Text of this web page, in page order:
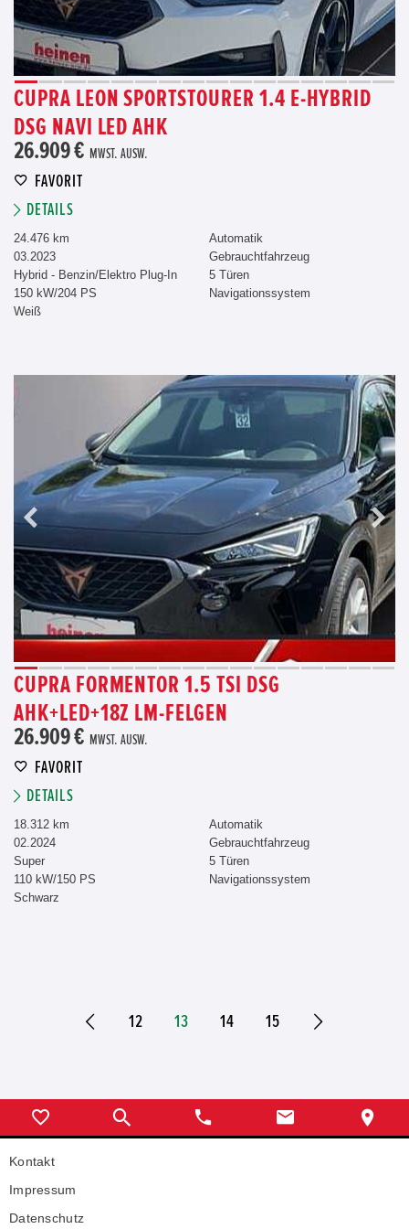
CUPRA LEON SPORTSTOURER 1.4 E-HYBRID
DSG NAVI LED AHK
26.909 € MWST. AUSW.
FAVORIT
DETAILS
24.476 km
03.2023
Hybrid - Benzin/Elektro Plug-In
150 kW/204 PS
Weiß
Automatik
Gebrauchtfahrzeug
5 Türen
Navigationssystem
CUPRA FORMENTOR 1.5 TSI DSG
AHK+LED+18Z LM-FELGEN
26.909 € MWST. AUSW.
FAVORIT
DETAILS
18.312 km
02.2024
Super
110 kW/150 PS
Schwarz
Automatik
Gebrauchtfahrzeug
5 Türen
Navigationssystem
12 13 14 15
Kontakt
Impressum
Datenschutz